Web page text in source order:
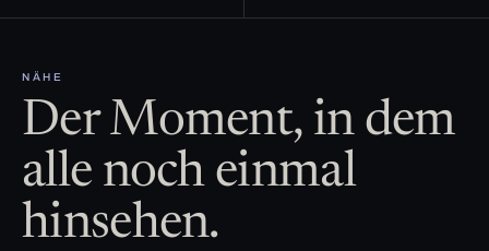
NÄHE
Der Moment, in dem
alle noch einmal
hinsehen.